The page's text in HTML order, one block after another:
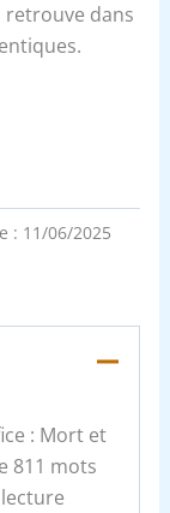
retrouve dans
: 11/06/2025
: Mort et
811 mots